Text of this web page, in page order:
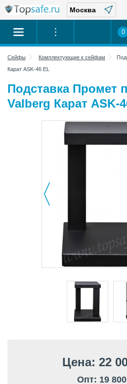
0
Сейфы Комплектующие к сейфам
Карат ASK-46 EL
Подставка Промет
Valberg Карат ASK-
Цена: 22
Опт: 19